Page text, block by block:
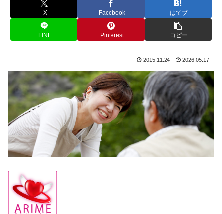
X Facebook はてブ
LINE Pinterest コピー
2015.11.24 2026.05.17